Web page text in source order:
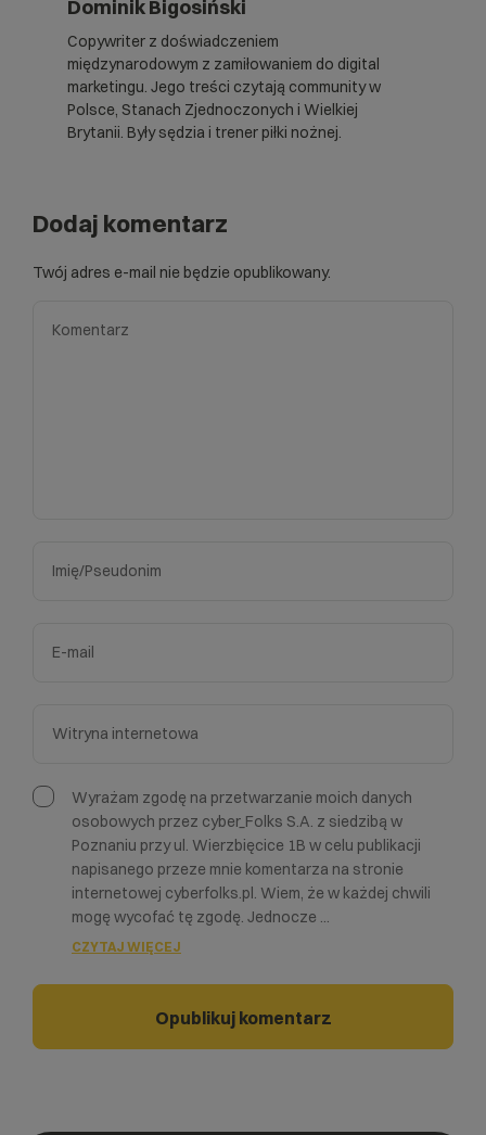
Dominik Bigosiński
Copywriter z doświadczeniem
międzynarodowym z zamiłowaniem do digital
marketingu. Jego treści czytają community w
Polsce, Stanach Zjednoczonych i Wielkiej
Brytanii. Były sędzia i trener piłki nożnej.
Dodaj komentarz
Twój adres e-mail nie będzie opublikowany.
Wyrażam zgodę na przetwarzanie moich danych
osobowych przez cyber_Folks S.A. z siedzibą w
Poznaniu przy ul. Wierzbięcice 1B w celu publikacji
napisanego przeze mnie komentarza na stronie
internetowej cyberfolks.pl. Wiem, że w każdej chwili
mogę wycofać tę zgodę. Jednocze ...
CZYTAJ WIĘCEJ